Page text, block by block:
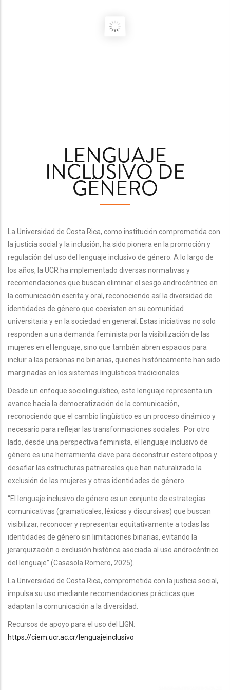
Lenguaje inclusivo de Género y Diversidad (LiGD)
LENGUAJE
INCLUSIVO DE
GÉNERO
La Universidad de Costa Rica, como institución comprometida con
la justicia social y la inclusión, ha sido pionera en la promoción y
regulación del uso del lenguaje inclusivo de género. A lo largo de
los años, la UCR ha implementado diversas normativas y
recomendaciones que buscan eliminar el sesgo androcéntrico en
la comunicación escrita y oral, reconociendo así la diversidad de
identidades de género que coexisten en su comunidad
universitaria y en la sociedad en general. Estas iniciativas no solo
responden a una demanda feminista por la visibilización de las
mujeres en el lenguaje, sino que también abren espacios para
incluir a las personas no binarias, quienes históricamente han sido
marginadas en los sistemas lingüísticos tradicionales.
Desde un enfoque sociolingüístico, este lenguaje representa un
avance hacia la democratización de la comunicación,
reconociendo que el cambio lingüístico es un proceso dinámico y
necesario para reflejar las transformaciones sociales. Por otro
lado, desde una perspectiva feminista, el lenguaje inclusivo de
género es una herramienta clave para deconstruir estereotipos y
desafiar las estructuras patriarcales que han naturalizado la
exclusión de las mujeres y otras identidades de género.
“El lenguaje inclusivo de género es un conjunto de estrategias
comunicativas (gramaticales, léxicas y discursivas) que buscan
visibilizar, reconocer y representar equitativamente a todas las
identidades de género sin limitaciones binarias, evitando la
jerarquización o exclusión histórica asociada al uso androcéntrico
del lenguaje” (Casasola Romero, 2025).
La Universidad de Costa Rica, comprometida con la justicia social,
impulsa su uso mediante recomendaciones prácticas que
adaptan la comunicación a la diversidad.
Recursos de apoyo para el uso del LIGN:
https://ciem.ucr.ac.cr/lenguajeinclusivo